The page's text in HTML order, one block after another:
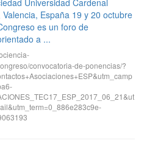
Universidad Cardenal
Valencia, España 19 y 20 octubre
es un foro de
a ...
convocatoria-de-ponencias/?